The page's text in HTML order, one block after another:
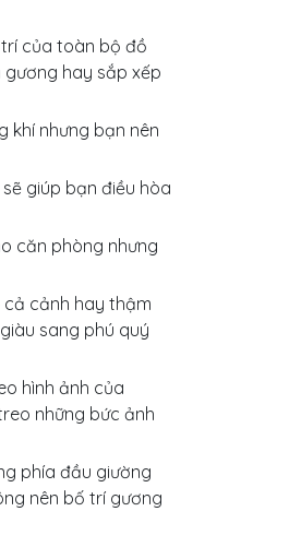
của toàn bộ đồ
hay sắp xếp
khí nhưng bạn nên
giúp bạn điều hòa
căn phòng nhưng
cảnh hay thậm
sang phú quý
hình ảnh của
những bức ảnh
phía đầu giường
nên bố trí gương